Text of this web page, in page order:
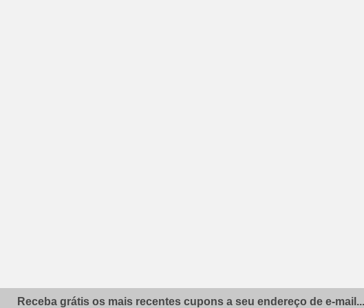
Receba grátis os mais recentes cupons a seu endereço de e-mail...